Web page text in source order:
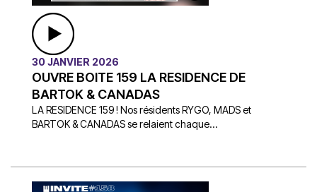
30 JANVIER 2026
OUVRE BOITE 159 LA RESIDENCE DE
BARTOK & CANADAS
LA RESIDENCE 159 ! Nos résidents RYGO, MADS et
BARTOK & CANADAS se relaient chaque...